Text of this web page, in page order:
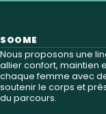
SOOME
Nous proposons une
allier confort, maintien
chaque femme avec
soutenir le corps et
du parcours.